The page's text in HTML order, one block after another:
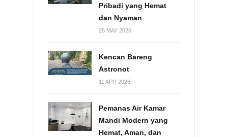
Pribadi yang Hemat
dan Nyaman
25 MAY 2026
Kencan Bareng
Astronot
11 APR 2026
Pemanas Air Kamar
Mandi Modern yang
Hemat, Aman, dan